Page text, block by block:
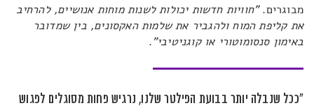
מבוגרים."חוויות חדשות יכולות לשנות מוחות אנושיים, להרחיב
את קליפת המוח ולהגביר את שלמות האקסונים, בין שמדובר
באימון סנסומוטורי או קוגניטיבי".
"ככל שנבלה יותר בבועת הפילטר שלנו, נרגיש פחות מסוגלים לפגוש